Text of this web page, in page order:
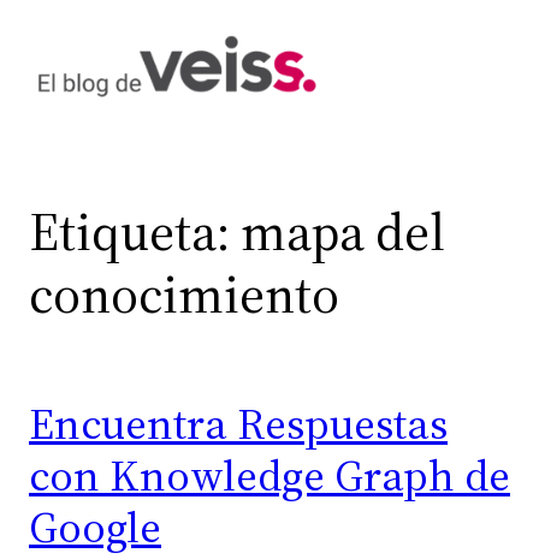
contenido
Etiqueta: mapa del
conocimiento
Encuentra Respuestas
con Knowledge Graph de
Google